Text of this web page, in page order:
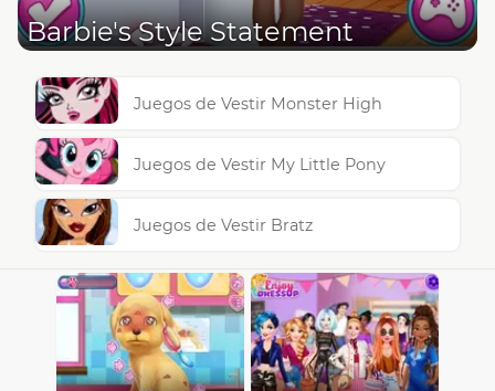
Barbie's Style Statement
Juegos de Vestir Monster High
Juegos de Vestir My Little Pony
Juegos de Vestir Bratz